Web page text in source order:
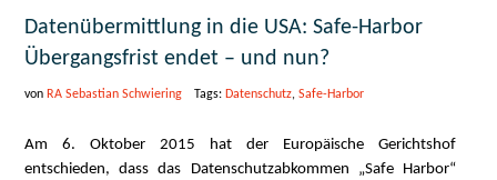
Datenübermittlung in die USA: Safe-Harbor
Übergangsfrist endet – und nun?
von RA Sebastian Schwiering Tags: Datenschutz,Safe-Harbor
Am 6. Oktober 2015 hat der Europäische Gerichtshof
entschieden, dass das Datenschutzabkommen „Safe Harbor“